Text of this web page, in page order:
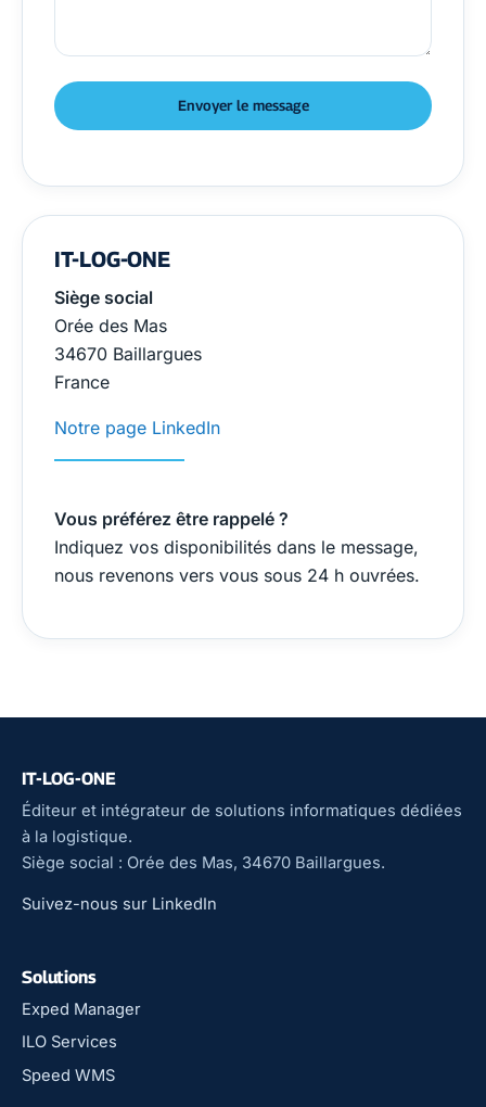
Envoyer le message
IT-LOG-ONE
Siège social
Orée des Mas
34670 Baillargues
France
Notre page LinkedIn
Vous préférez être rappelé ?
Indiquez vos disponibilités dans le message,
nous revenons vers vous sous 24 h ouvrées.
IT-LOG-ONE
Éditeur et intégrateur de solutions informatiques dédiées
à la logistique.
Siège social : Orée des Mas, 34670 Baillargues.
Suivez-nous sur LinkedIn
Solutions
Exped Manager
ILO Services
Speed WMS